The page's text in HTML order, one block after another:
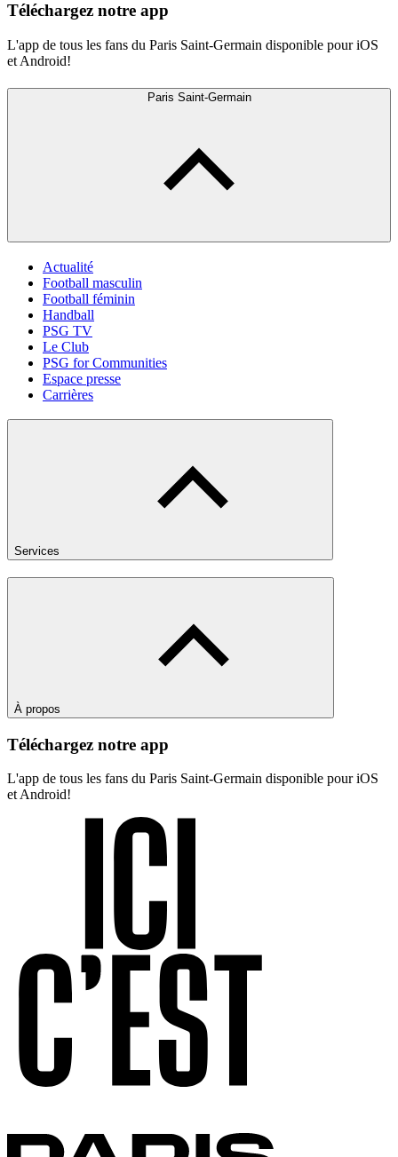
Téléchargez notre app
L'app de tous les fans du Paris Saint-Germain disponible pour iOS
et Android!
Paris Saint-Germain
Actualité
Football masculin
Football féminin
Handball
PSG TV
Le Club
PSG for Communities
Espace presse
Carrières
Services
À propos
Téléchargez notre app
L'app de tous les fans du Paris Saint-Germain disponible pour iOS
et Android!